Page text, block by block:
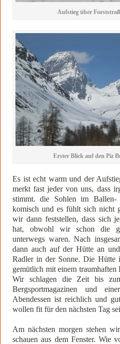
Aufstieg über
Erster Blick auf den Piz
Es ist echt warm und der
merkt fast jeder von uns, dass
stimmt. die Sohlen im Ballen-
komisch und es fühlt sich nicht
wir dann feststellen, dass sich
hat, obwohl wir schon die
unterwegs waren. Nach
dann auch auf der Hütte an
Radler in der Sonne. Die Hütte
gemütlich mit einem
Wir schlagen die Zeit bis
Bergsportmagazinen und
Abendessen ist reichlich und
wollen fit für den nächsten Tag
Am nächsten morgen stehen
schauen aus dem Fenster. Wie